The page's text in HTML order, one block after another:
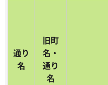
通り
名
旧町
名・
通り
名